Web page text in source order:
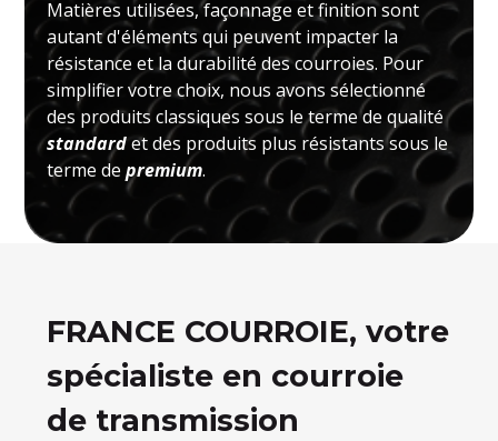
Matières utilisées, façonnage et finition sont
autant d'éléments qui peuvent impacter la
résistance et la durabilité des courroies. Pour
simplifier votre choix, nous avons sélectionné
des produits classiques sous le terme de qualité
standardet des produits plus résistants sous le
terme depremium.
FRANCE COURROIE, votre
spécialiste en courroie
de transmission